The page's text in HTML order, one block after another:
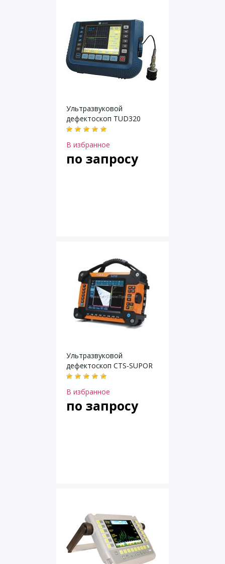
Ультразвуковой
дефектоскоп TUD320
В избранное
по запросу
Ультразвуковой
дефектоскоп CTS-SUPOR
В избранное
по запросу